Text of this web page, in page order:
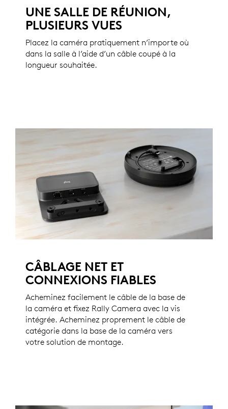
UNE SALLE DE RÉUNION,
PLUSIEURS VUES
Placez la caméra pratiquement n’importe où
dans la salle à l’aide d’un câble coupé à la
longueur souhaitée.
CÂBLAGE NET ET
CONNEXIONS FIABLES
Acheminez facilement le câble de la base de
la caméra et fixez Rally Camera avec la vis
intégrée. Acheminez proprement le câble de
catégorie dans la base de la caméra vers
votre solution de montage.